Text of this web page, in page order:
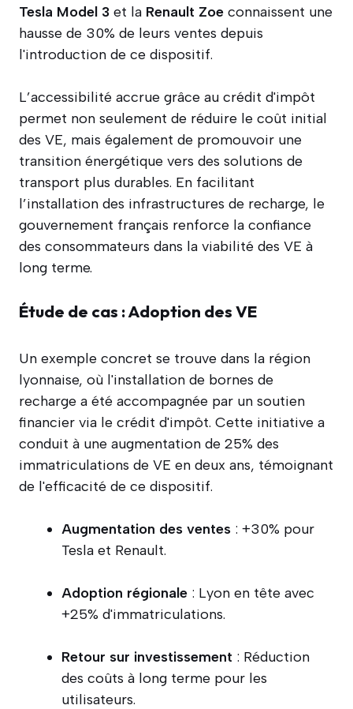
Tesla Model 3 et la Renault Zoe connaissent une
hausse de 30% de leurs ventes depuis
l'introduction de ce dispositif.
L’accessibilité accrue grâce au crédit d'impôt
permet non seulement de réduire le coût initial
des VE, mais également de promouvoir une
transition énergétique vers des solutions de
transport plus durables. En facilitant
l’installation des infrastructures de recharge, le
gouvernement français renforce la confiance
des consommateurs dans la viabilité des VE à
long terme.
Étude de cas : Adoption des VE
Un exemple concret se trouve dans la région
lyonnaise, où l'installation de bornes de
recharge a été accompagnée par un soutien
financier via le crédit d'impôt. Cette initiative a
conduit à une augmentation de 25% des
immatriculations de VE en deux ans, témoignant
de l'efficacité de ce dispositif.
Augmentation des ventes : +30% pour
Tesla et Renault.
Adoption régionale : Lyon en tête avec
+25% d'immatriculations.
Retour sur investissement : Réduction
des coûts à long terme pour les
utilisateurs.